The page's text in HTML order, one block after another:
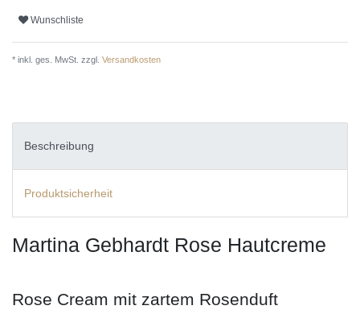
Wunschliste
* inkl. ges. MwSt. zzgl. Versandkosten
Beschreibung
Produktsicherheit
Martina Gebhardt Rose Hautcreme
Rose Cream mit zartem Rosenduft